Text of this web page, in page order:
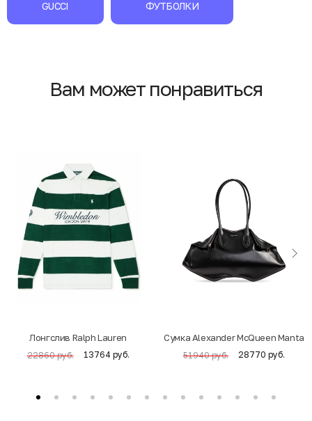
GUCCI ФУТБОЛКИ
Вам может понравиться
Лонгслив Ralph Lauren
22860 руб. 13764 руб.
Cумка Alexander McQueen Manta
51940 руб. 28770 руб.